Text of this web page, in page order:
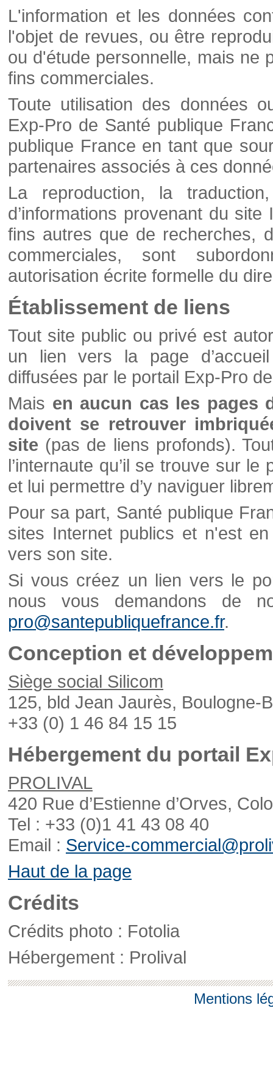
L'information et les données
l'objet de revues, ou être
ou d'étude personnelle, mais ne
fins commerciales.
Toute utilisation des données
Exp-Pro de Santé publique
publique France en tant que
partenaires associés à ces
La reproduction, la
d’informations provenant du
fins autres que de recherches,
commerciales, sont
autorisation écrite formelle du
Établissement de liens
Tout site public ou privé est
un lien vers la page
diffusées par le portail Exp-Pro
Mais en aucun cas les pages
doivent se retrouver
site (pas de liens profonds).
l’internaute qu’il se trouve sur
et lui permettre d’y naviguer
Pour sa part, Santé publique
sites Internet publics et n'est
vers son site.
Si vous créez un lien vers le
nous vous demandons de
pro@santepubliquefrance.fr.
Conception et
Siège social Silicom
125, bld Jean Jaurès, Boulogne-
+33 (0) 1 46 84 15 15
Hébergement du portail
PROLIVAL
420 Rue d’Estienne d’Orves,
Tel : +33 (0)1 41 43 08 40
Email : Service-
Haut de la page
Crédits
Crédits photo : Fotolia
Hébergement : Prolival
Mentions